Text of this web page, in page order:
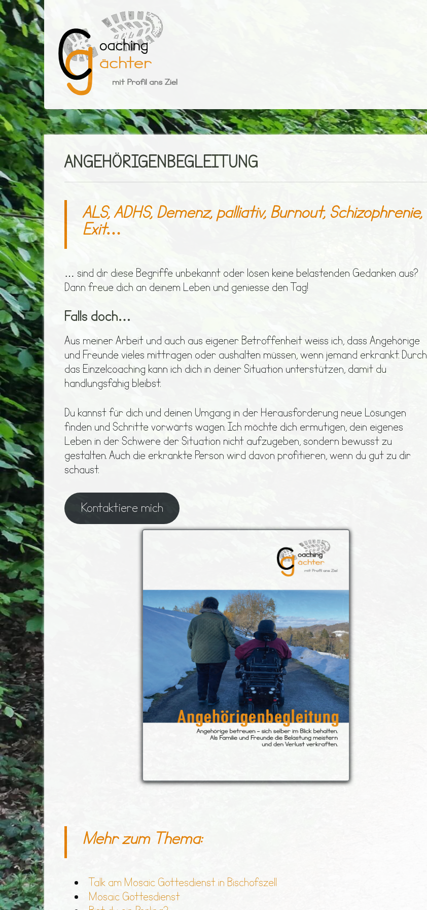
Skip
to
content
Gächter
mit Profil ans Ziel
ANGEHÖRIGENBEGLEITUNG
ALS, ADHS, Demenz, palliativ, Burnout, Schizophrenie,
Exit…
… sind dir diese Begriffe unbekannt oder lösen keine belastenden Gedanken aus?
Dann freue dich an deinem Leben und geniesse den Tag!
Falls doch…
Aus meiner Arbeit und auch aus eigener Betroffenheit weiss ich, dass Angehörige
und Freunde vieles mittragen oder aushalten müssen, wenn jemand erkrankt. Durch
das Einzelcoaching kann ich dich in deiner Situation unterstützen, damit du
handlungsfähig bleibst.
Du kannst für dich und deinen Umgang in der Herausforderung neue Lösungen
finden und Schritte vorwärts wagen. Ich möchte dich ermutigen, dein eigenes
Leben in der Schwere der Situation nicht aufzugeben, sondern bewusst zu
gestalten. Auch die erkrankte Person wird davon profitieren, wenn du gut zu dir
schaust.
Kontaktiere mich
Zum Flyer
Mehr zum Thema:
Talk am Mosaic Gottesdienst in Bischofszell
Mosaic Gottesdienst